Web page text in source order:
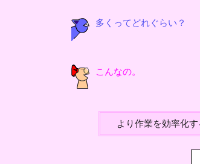
多くってどれぐらい？
こんなの。
より作業を効率化